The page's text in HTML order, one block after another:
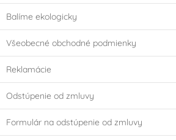
Balíme ekologicky
Všeobecné obchodné podmienky
Reklamácie
Odstúpenie od zmluvy
Formulár na odstúpenie od zmluvy